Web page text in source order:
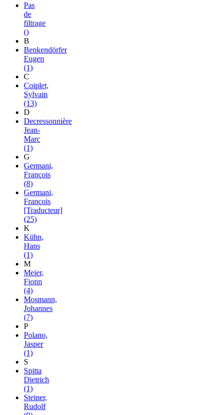
Pas
de
filtrage
()
B
Benkendörfer
Eugen
(1)
C
Coiplet,
Sylvain
(13)
D
Decressonnière
Jean-
Marc
(1)
G
Germani,
François
(8)
Germani,
François
[Traducteur]
(25)
K
Kühn,
Hans
(1)
M
Meier,
Fionn
(4)
Mosmann,
Johannes
(7)
P
Polano,
Jasper
(1)
S
Spitta
Dietrich
(1)
Steiner,
Rudolf